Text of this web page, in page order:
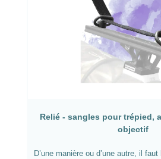
Relié - sangles pour trépied,
objectif
D’une manière ou d’une autre, il